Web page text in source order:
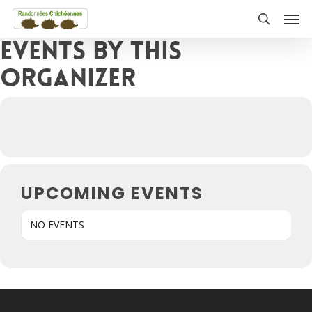
Skip
main
content
Events by this
organizer
UPCOMING EVENTS
NO EVENTS